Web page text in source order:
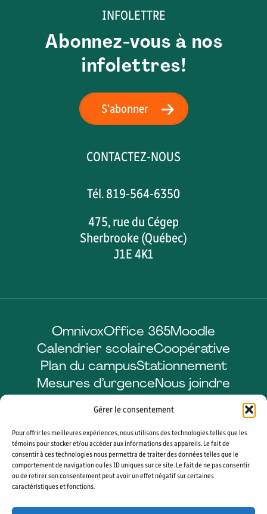
Gérer le consentement
Pour offrir les meilleures expériences, nous utilisons des technologies telles que les
témoins pour stocker et/ou accéder aux informations des appareils. Le fait de
consentir à ces technologies nous permettra de traiter des données telles que le
comportement de navigation ou les ID uniques sur ce site. Le fait de ne pas consentir
ou de retirer son consentement peut avoir un effet négatif sur certaines
caractéristiques et fonctions.
INFOLETTRE
Abonnez-vous à nos
infolettres!
S'abonner
CONTACTEZ-NOUS
Tél. 819-564-6350
475, rue du Cégep
Sherbrooke (Québec)
J1E 4K1
OmnivoxOffice 365Moodle
Calendrier scolaireCoopérative
Plan du campusStationnement
Mesures d’urgenceNous joindre
FacebookLinkedInInstagramYouTube
© 2026 CÉGEP DE SHERBROOKE. TOUS DROITS RÉSERVÉS. AGENCE WEB